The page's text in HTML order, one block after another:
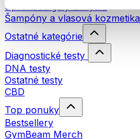
Sprchové gély a mydlá
Šampóny a vlasová kozmetika
Ostatné kategórie
Diagnostické testy
DNA testy
Ostatné testy
CBD
Top ponuky
Bestsellery
GymBeam Merch